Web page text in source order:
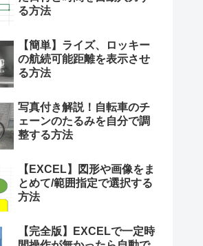
る方法
【簡単】ライズ、ロッキー
の航続可能距離を表示させ
る方法
写真付き解説！自転車のチ
ェーンのたるみを自分で調
整する方法
【EXCEL】図形や画像をま
とめて/範囲指定で選択する
方法
【完全版】EXCELで一定時